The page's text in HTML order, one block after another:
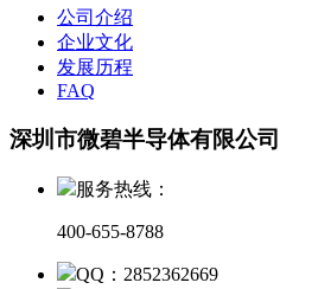
公司介绍
企业文化
发展历程
FAQ
深圳市微碧半导体有限公司
服务热线：
400-655-8788
QQ：2852362669